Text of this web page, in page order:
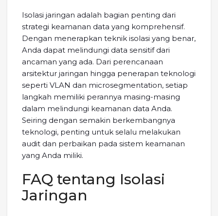
Isolasi jaringan adalah bagian penting dari
strategi keamanan data yang komprehensif.
Dengan menerapkan teknik isolasi yang benar,
Anda dapat melindungi data sensitif dari
ancaman yang ada. Dari perencanaan
arsitektur jaringan hingga penerapan teknologi
seperti VLAN dan microsegmentation, setiap
langkah memiliki perannya masing-masing
dalam melindungi keamanan data Anda.
Seiring dengan semakin berkembangnya
teknologi, penting untuk selalu melakukan
audit dan perbaikan pada sistem keamanan
yang Anda miliki.
FAQ tentang Isolasi
Jaringan